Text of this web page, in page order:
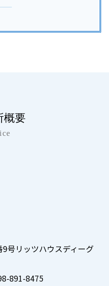
概要
号リッツハウスディーグ
891-8475